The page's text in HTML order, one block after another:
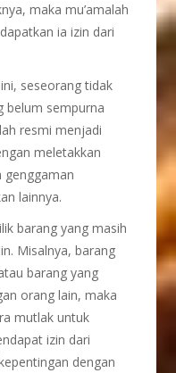
maka mu’amalah
ia izin dari
seseorang tidak
belum sempurna
resmi menjadi
meletakkan
genggaman
lainnya.
barang yang masih
Misalnya, barang
barang yang
orang lain, maka
mutlak untuk
izin dari
dengan